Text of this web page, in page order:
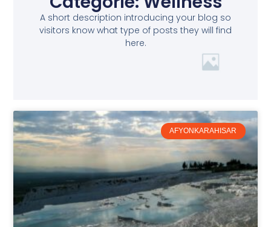
A short description introducing your blog so
visitors know what type of posts they will find
here.
AFYONKARAHISAR